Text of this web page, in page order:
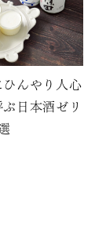
んやり人心
日本酒ゼリ